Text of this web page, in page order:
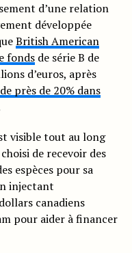
d’une relation
développée
British American
fondsde série B de
d’euros, après
près de 20% dans
visible tout au long
de recevoir des
espèces pour sa
injectant
canadiens
pour aider à financer